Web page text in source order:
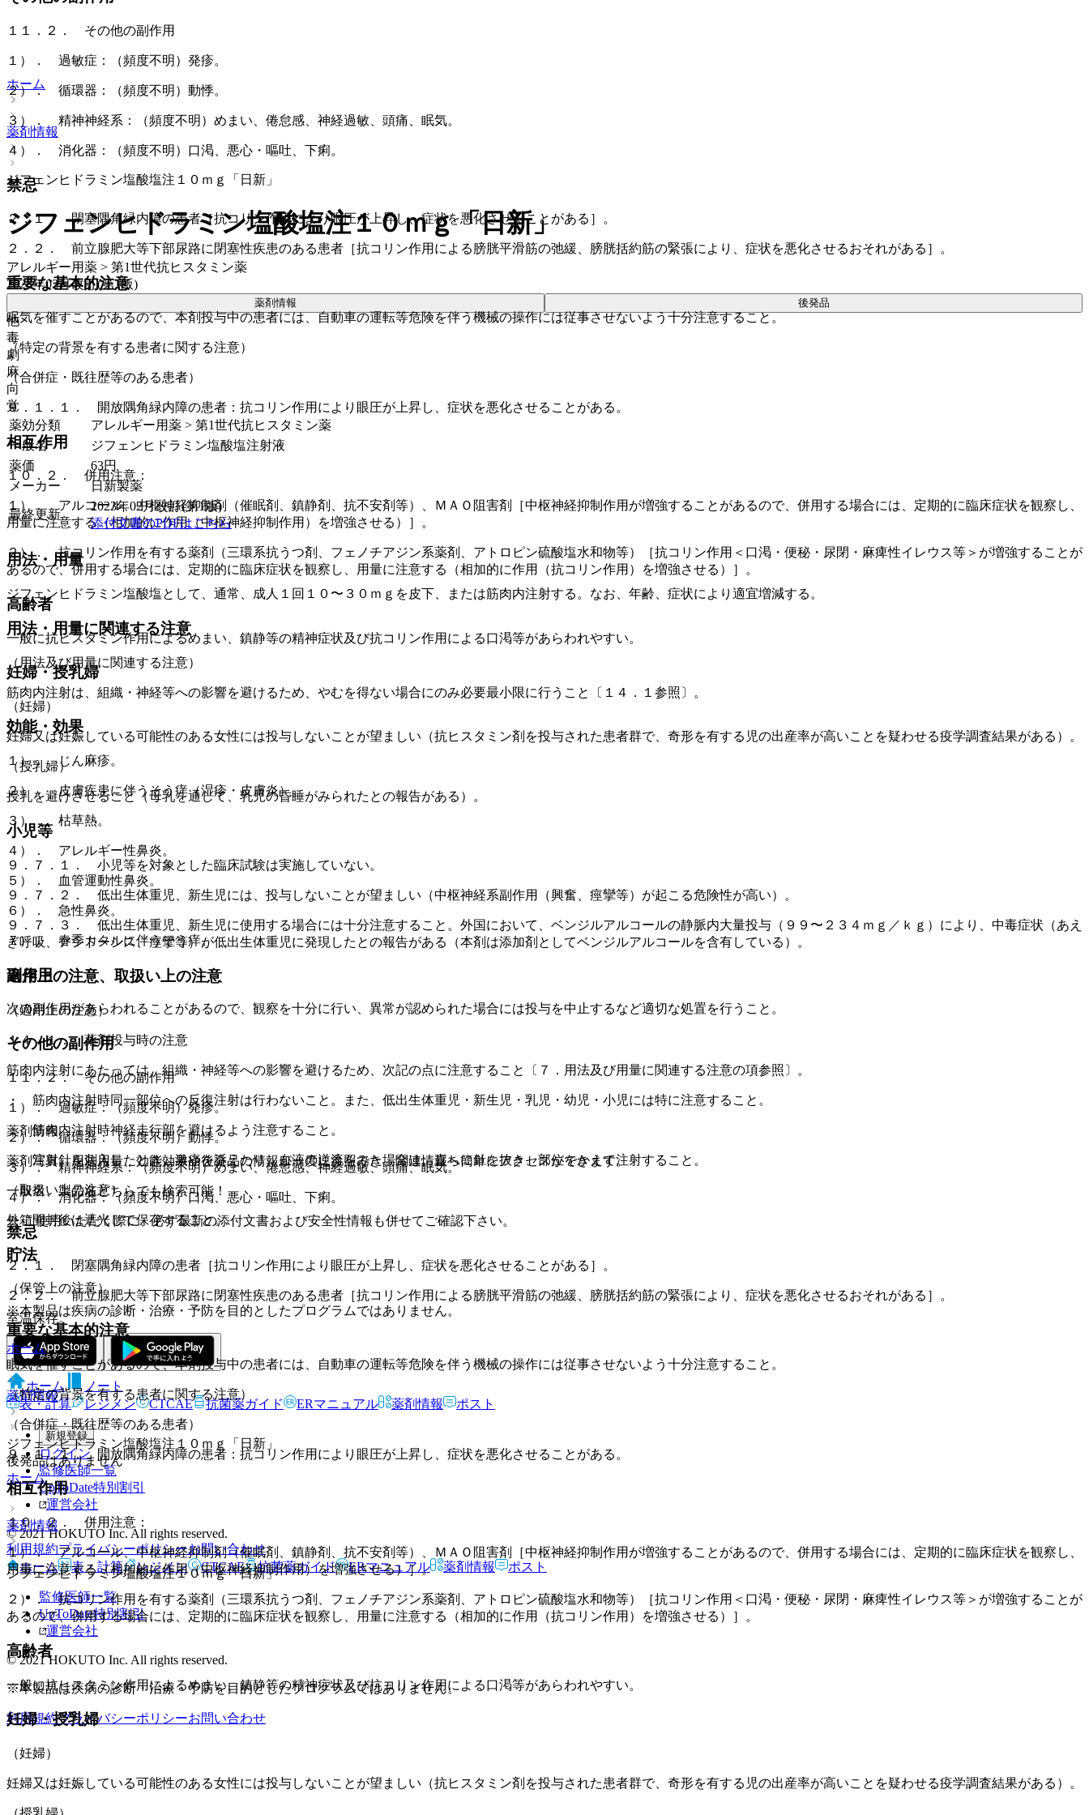
１１．２． その他の副作用
１）． 過敏症：（頻度不明）発疹。
２）． 循環器：（頻度不明）動悸。
３）． 精神神経系：（頻度不明）めまい、倦怠感、神経過敏、頭痛、眠気。
４）． 消化器：（頻度不明）口渇、悪心・嘔吐、下痢。
禁忌
２．１． 閉塞隅角緑内障の患者［抗コリン作用により眼圧が上昇し、症状を悪化させることがある］。
２．２． 前立腺肥大等下部尿路に閉塞性疾患のある患者［抗コリン作用による膀胱平滑筋の弛緩、膀胱括約筋の緊張により、症状を悪化させるおそれがある］。
重要な基本的注意
眠気を催すことがあるので、本剤投与中の患者には、自動車の運転等危険を伴う機械の操作には従事させないよう十分注意すること。
（特定の背景を有する患者に関する注意）
（合併症・既往歴等のある患者）
９．１．１． 開放隅角緑内障の患者：抗コリン作用により眼圧が上昇し、症状を悪化させることがある。
相互作用
１０．２． 併用注意：
１）． アルコール、中枢神経抑制剤（催眠剤、鎮静剤、抗不安剤等）、ＭＡＯ阻害剤［中枢神経抑制作用が増強することがあるので、併用する場合には、定期的に臨床症状を観察し、
用量に注意する（相加的に作用（中枢神経抑制作用）を増強させる）］。
２）． 抗コリン作用を有する薬剤（三環系抗うつ剤、フェノチアジン系薬剤、アトロピン硫酸塩水和物等）［抗コリン作用＜口渇・便秘・尿閉・麻痺性イレウス等＞が増強することが
あるので、併用する場合には、定期的に臨床症状を観察し、用量に注意する（相加的に作用（抗コリン作用）を増強させる）］。
高齢者
一般に抗ヒスタミン作用によるめまい、鎮静等の精神症状及び抗コリン作用による口渇等があらわれやすい。
妊婦・授乳婦
（妊婦）
妊婦又は妊娠している可能性のある女性には投与しないことが望ましい（抗ヒスタミン剤を投与された患者群で、奇形を有する児の出産率が高いことを疑わせる疫学調査結果がある）。
（授乳婦）
授乳を避けさせること（母乳を通して、乳児の昏睡がみられたとの報告がある）。
小児等
９．７．１． 小児等を対象とした臨床試験は実施していない。
９．７．２． 低出生体重児、新生児には、投与しないことが望ましい（中枢神経系副作用（興奮、痙攣等）が起こる危険性が高い）。
９．７．３． 低出生体重児、新生児に使用する場合には十分注意すること。外国において、ベンジルアルコールの静脈内大量投与（９９〜２３４ｍｇ／ｋｇ）により、中毒症状（あえ
ぎ呼吸、アシドーシス、痙攣等）が低出生体重児に発現したとの報告がある（本剤は添加剤としてベンジルアルコールを含有している）。
適用上の注意、取扱い上の注意
（適用上の注意）
１４．１． 薬剤投与時の注意
筋肉内注射にあたっては、組織・神経等への影響を避けるため、次記の点に注意すること〔７．用法及び用量に関連する注意の項参照〕。
・ 筋肉内注射時同一部位への反復注射は行わないこと。また、低出生体重児・新生児・乳児・幼児・小児には特に注意すること。
・ 筋肉内注射時神経走行部を避けるよう注意すること。
・ 注射針を刺入したとき、激痛を訴えたり、血液の逆流をみた場合は、直ちに針を抜き、部位をかえて注射すること。
（取扱い上の注意）
外箱開封後は遮光して保存すること。
貯法
（保管上の注意）
室温保存。
ホーム
薬剤情報
ジフェンヒドラミン塩酸塩注１０ｍｇ「日新」
後発品はありません
ホーム
薬剤情報
ジフェンヒドラミン塩酸塩注１０ｍｇ「日新」
ホーム
薬剤情報
ジフェンヒドラミン塩酸塩注１０ｍｇ「日新」
ジフェンヒドラミン塩酸塩注１０ｍｇ「日新」
アレルギー用薬 > 第1世代抗ヒスタミン薬
2023年02月改訂(第1版)
薬剤情報 後発品
他
毒
劇
麻
向
覚
薬効分類
アレルギー用薬 > 第1世代抗ヒスタミン薬
一般名
ジフェンヒドラミン塩酸塩注射液
薬価
63円
メーカー
日新製薬
最終更新
2023年02月改訂(第1版)
添付文書のPDFはこちら
用法・用量
ジフェンヒドラミン塩酸塩として、通常、成人１回１０〜３０ｍｇを皮下、または筋肉内注射する。なお、年齢、症状により適宜増減する。
用法・用量に関連する注意
（用法及び用量に関連する注意）
筋肉内注射は、組織・神経等への影響を避けるため、やむを得ない場合にのみ必要最小限に行うこと〔１４．１参照〕。
効能・効果
１）． じん麻疹。
２）． 皮膚疾患に伴うそう痒（湿疹・皮膚炎）。
３）． 枯草熱。
４）． アレルギー性鼻炎。
５）． 血管運動性鼻炎。
６）． 急性鼻炎。
７）． 春季カタルに伴うそう痒。
副作用
次の副作用があらわれることがあるので、観察を十分に行い、異常が認められた場合には投与を中止するなど適切な処置を行うこと。
その他の副作用
１１．２． その他の副作用
１）． 過敏症：（頻度不明）発疹。
２）． 循環器：（頻度不明）動悸。
３）． 精神神経系：（頻度不明）めまい、倦怠感、神経過敏、頭痛、眠気。
４）． 消化器：（頻度不明）口渇、悪心・嘔吐、下痢。
禁忌
２．１． 閉塞隅角緑内障の患者［抗コリン作用により眼圧が上昇し、症状を悪化させることがある］。
２．２． 前立腺肥大等下部尿路に閉塞性疾患のある患者［抗コリン作用による膀胱平滑筋の弛緩、膀胱括約筋の緊張により、症状を悪化させるおそれがある］。
重要な基本的注意
眠気を催すことがあるので、本剤投与中の患者には、自動車の運転等危険を伴う機械の操作には従事させないよう十分注意すること。
（特定の背景を有する患者に関する注意）
（合併症・既往歴等のある患者）
９．１．１． 開放隅角緑内障の患者：抗コリン作用により眼圧が上昇し、症状を悪化させることがある。
相互作用
１０．２． 併用注意：
１）． アルコール、中枢神経抑制剤（催眠剤、鎮静剤、抗不安剤等）、ＭＡＯ阻害剤［中枢神経抑制作用が増強することがあるので、併用する場合には、定期的に臨床症状を観察し、
用量に注意する（相加的に作用（中枢神経抑制作用）を増強させる）］。
２）． 抗コリン作用を有する薬剤（三環系抗うつ剤、フェノチアジン系薬剤、アトロピン硫酸塩水和物等）［抗コリン作用＜口渇・便秘・尿閉・麻痺性イレウス等＞が増強することが
あるので、併用する場合には、定期的に臨床症状を観察し、用量に注意する（相加的に作用（抗コリン作用）を増強させる）］。
高齢者
一般に抗ヒスタミン作用によるめまい、鎮静等の精神症状及び抗コリン作用による口渇等があらわれやすい。
妊婦・授乳婦
（妊婦）
妊婦又は妊娠している可能性のある女性には投与しないことが望ましい（抗ヒスタミン剤を投与された患者群で、奇形を有する児の出産率が高いことを疑わせる疫学調査結果がある）。
薬剤情報
薬剤写真、用法用量、効能効果や後発品の情報が一度に参照でき、関連情報へ簡単にアクセスができます。
一般名、製品名どちらでも検索可能！
※ ご使用いただく際に、必ず最新の添付文書および安全性情報も併せてご確認下さい。
※本製品は疾病の診断・治療・予防を目的としたプログラムではありません。
ホーム
ノート
表・計算
レジメン CTCAE 抗菌薬ガイド ERマニュアル 薬剤情報 ポスト
新規登録
ログイン
監修医師一覧
UpToDate特別割引
運営会社
© 2021 HOKUTO Inc. All rights reserved.
利用規約プライバシーポリシーお問い合わせ
ホーム
表・計算 レジメン CTCAE 抗菌薬ガイド ERマニュアル 薬剤情報 ポスト
監修医師一覧
UpToDate特別割引
運営会社
© 2021 HOKUTO Inc. All rights reserved.
※本製品は疾病の診断・治療・予防を目的としたプログラムではありません。
利用規約プライバシーポリシーお問い合わせ